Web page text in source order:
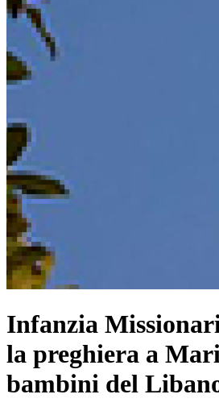
Infanzia
la preghiera a
bambini del